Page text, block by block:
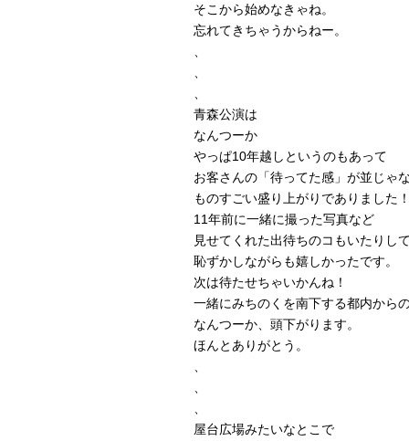
そこから始めなきゃね。
忘れてきちゃうからねー。
青森公演は
なんつーか
やっぱ10年越しというのもあって
お客さんの「待ってた感」が並じゃ
ものすごい盛り上がりでありました！
11年前に一緒に撮った写真など
見せてくれた出待ちのコもいたりして
恥ずかしながらも嬉しかったです。
次は待たせちゃいかんね！
一緒にみちのくを南下する都内から
なんつーか、頭下がります。
ほんとありがとう。
屋台広場みたいなとこで